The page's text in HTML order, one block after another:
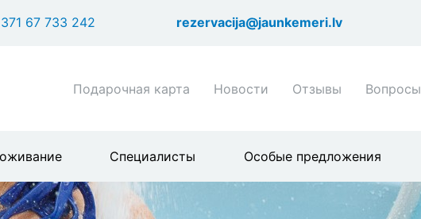
к
67 733 242 rezervacija@jaunkemeri.lv
Shortcuts
menu
Подарочная карта Новости Отзывы Вопросы
Специалисты Особые предложения